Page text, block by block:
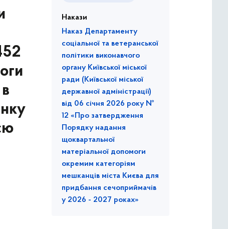
Накази
Наказ Департаменту
соціальної та ветеранської
політики виконавчого
органу Київської міської
ради (Київської міської
державної адміністрації)
від 06 січня 2026 року №
12 «Про затвердження
Порядку надання
щоквартальної
матеріальної допомоги
окремим категоріям
мешканців міста Києва для
придбання сечоприймачів
у 2026 - 2027 роках»